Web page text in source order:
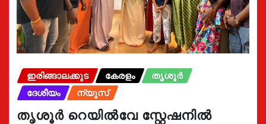
ഇരിങ്ങാലക്കുട കേരളം
തൃശൂർ
ദേശീയം
ന്യൂസ്
തൃശൂർ റെയിൽവേ സ്റ്റേഷനിൽ